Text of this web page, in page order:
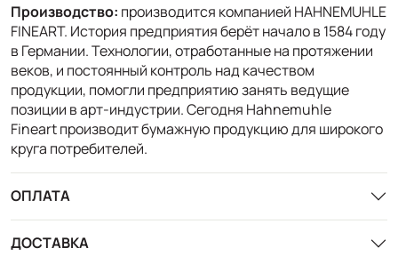
Производство: производится компанией HAHNEMUHLE
FINEART. История предприятия берёт начало в 1584 году
в Германии. Технологии, отработанные на протяжении
веков, и постоянный контроль над качеством
продукции, помогли предприятию занять ведущие
позиции в арт-индустрии. Сегодня Hahnemuhle
Fineart производит бумажную продукцию для широкого
круга потребителей.
ОПЛАТА
ДОСТАВКА